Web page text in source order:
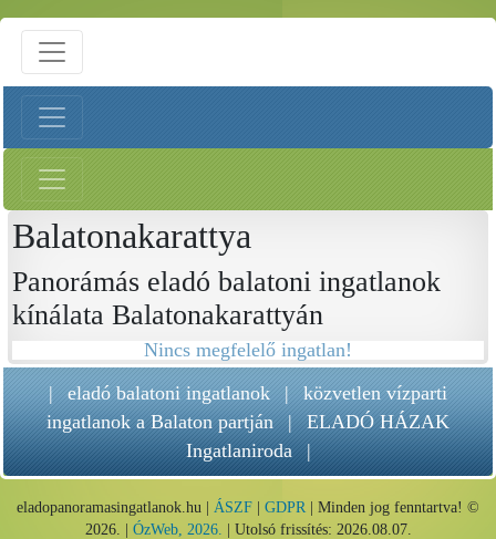
Balatonakarattya
Panorámás eladó balatoni ingatlanok
kínálata Balatonakarattyán
Nincs megfelelő ingatlan!
| eladó balatoni ingatlanok | közvetlen vízparti
ingatlanok a Balaton partján | ELADÓ HÁZAK
Ingatlaniroda |
eladopanoramasingatlanok.hu | ÁSZF GDPR| Minden jog fenntartva! ©
2026. | ÓzWeb, 2026. | Utolsó frissítés: 2026.08.07.